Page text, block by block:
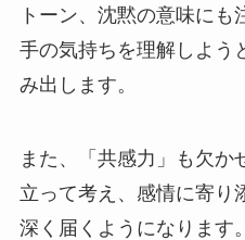
トーン、沈黙の意味にも
手の気持ちを理解しよう
み出します。
また、「共感力」も欠か
立って考え、感情に寄り
深く届くようになります。